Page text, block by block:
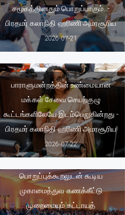
சமூகத்தினதும் பொறுப்பாகும். -
பிரதமர் கலாநிதி ஹரிணி அமரசூரிய
2026-07-21
பாராளுமன்றத்தின் உண்மையான
மக்கள் சேவை செயற்குழு
கூட்டங்களிலேயே இடம்பெறுகின்றது -
பிரதமர் கலாநிதி ஹரிணி அமரசூரிய
2026-07-22
நாட்டின் நிலையான அபிவிருத்தியை
உறுதிசெய்வதற்கு,
பொறுப்புக்கூறலுடன் கூடிய
முகாமைத்துவ கணக்கீட்டு
முறைமையும் கட்டாயத்